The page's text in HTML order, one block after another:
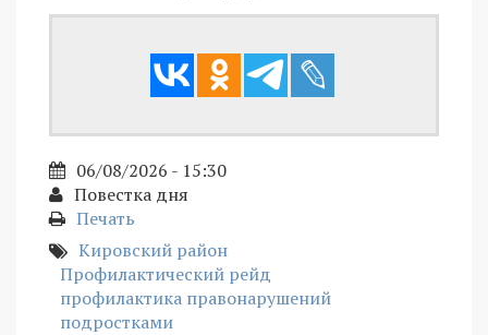
06/08/2026 - 15:30
Повестка дня
Печать
Кировский район
Профилактический рейд
профилактика правонарушений
подростками